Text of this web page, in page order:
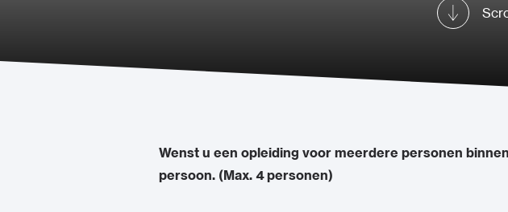
Wenst u een opleiding voor meerdere personen
persoon. (Max. 4 personen)